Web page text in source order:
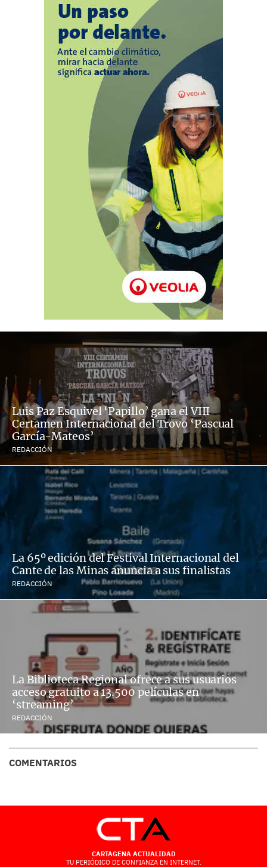
Luis Paz Esquivel ‘Papillo’ gana el VIII
Certamen Internacional del Trovo ‘Pascual
García-Mateos’
REDACCIÓN
La 65º edición del Festival Internacional del
Cante de las Minas anuncia a sus finalistas
REDACCIÓN
La Biblioteca Regional ofrece a sus usuarios
acceso gratuito a 13.500 películas en
‘streaming’
REDACCIÓN
COMENTARIOS
CARTAGENA ACTUALIDAD
TU PERIÓDICO DE CONFIANZA EN INTERNET.